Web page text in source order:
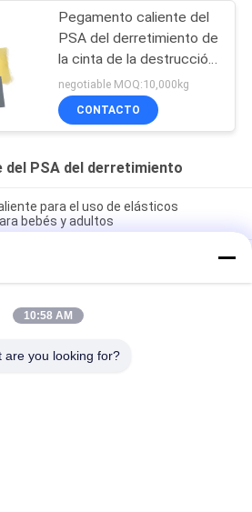
Pegamento caliente del
PSA del derretimiento de
la cinta de la destrucción,
pegamento caliente del
PSA del derretimiento de
la cinta de la destrucción
negotiable MOQ:10,000kg
CONTACTO
del PSA del derretimiento
para el uso de elásticos
bebés y adultos
caliente para fabricación de pañales
para producción de pañales para
Hot Melt PSA for lady sanitary
10:58 AM
are you looking for?